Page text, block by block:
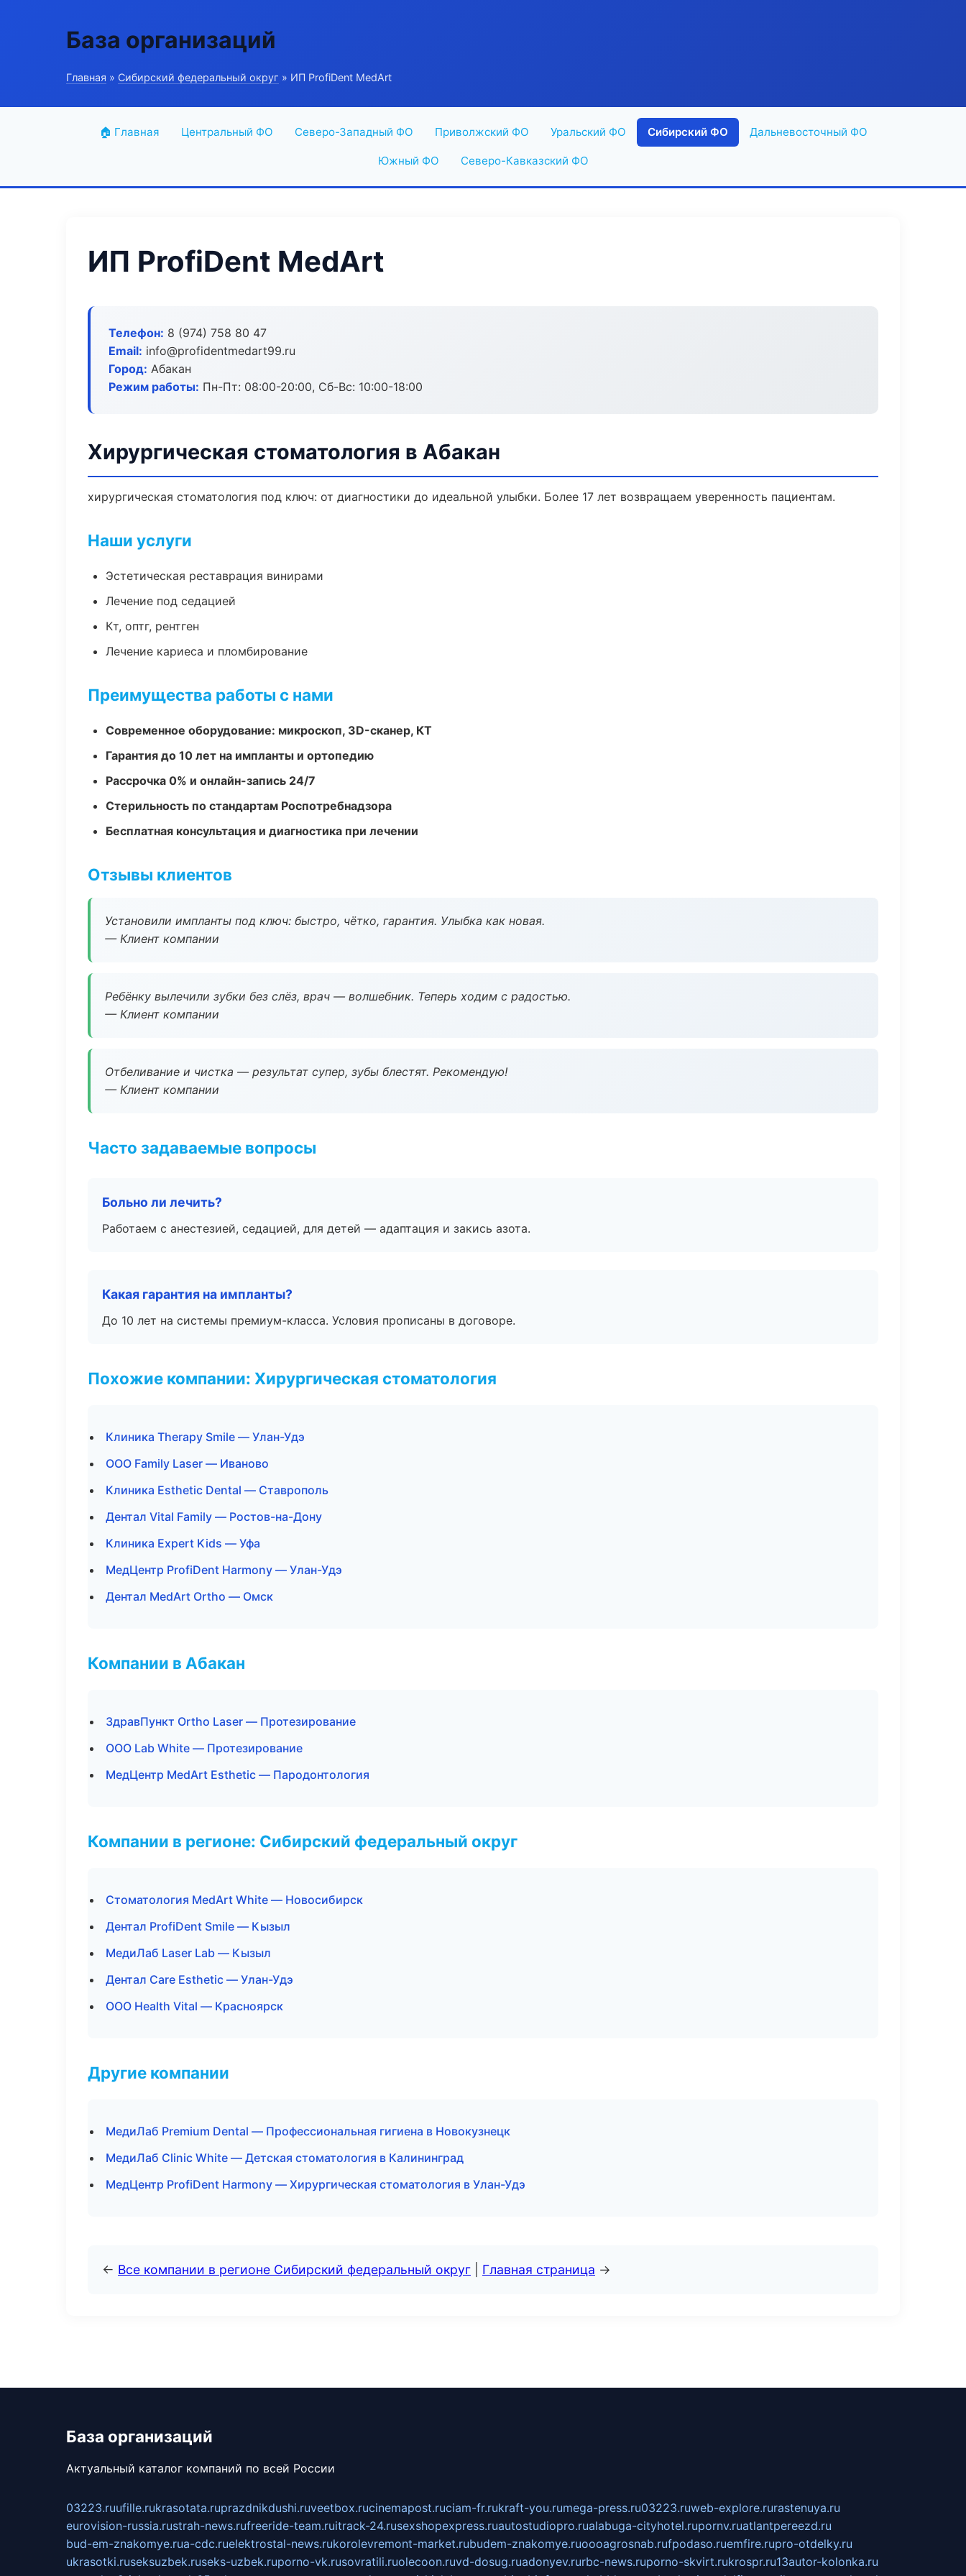
База организаций
Главная » Сибирский федеральный округ » ИП ProfiDent MedArt
🏠 Главная Центральный ФО Северо-Западный ФО Приволжский ФО Уральский ФО Сибирский ФО Дальневосточный ФО
Южный ФО Северо-Кавказский ФО
ИП ProfiDent MedArt
Телефон: 8 (974) 758 80 47
Email: info@profidentmedart99.ru
Город: Абакан
Режим работы: Пн-Пт: 08:00-20:00, Сб-Вс: 10:00-18:00
Хирургическая стоматология в Абакан
хирургическая стоматология под ключ: от диагностики до идеальной улыбки. Более 17 лет возвращаем уверенность пациентам.
Наши услуги
Эстетическая реставрация винирами
Лечение под седацией
Кт, оптг, рентген
Лечение кариеса и пломбирование
Преимущества работы с нами
Современное оборудование: микроскоп, 3D-сканер, КТ
Гарантия до 10 лет на импланты и ортопедию
Рассрочка 0% и онлайн-запись 24/7
Стерильность по стандартам Роспотребнадзора
Бесплатная консультация и диагностика при лечении
Отзывы клиентов
Установили импланты под ключ: быстро, чётко, гарантия. Улыбка как новая.
— Клиент компании
Ребёнку вылечили зубки без слёз, врач — волшебник. Теперь ходим с радостью.
— Клиент компании
Отбеливание и чистка — результат супер, зубы блестят. Рекомендую!
— Клиент компании
Часто задаваемые вопросы
Больно ли лечить?
Работаем с анестезией, седацией, для детей — адаптация и закись азота.
Какая гарантия на импланты?
До 10 лет на системы премиум-класса. Условия прописаны в договоре.
Похожие компании: Хирургическая стоматология
Клиника Therapy Smile — Улан-Удэ
ООО Family Laser — Иваново
Клиника Esthetic Dental — Ставрополь
Дентал Vital Family — Ростов-на-Дону
Клиника Expert Kids — Уфа
МедЦентр ProfiDent Harmony — Улан-Удэ
Дентал MedArt Ortho — Омск
Компании в Абакан
ЗдравПункт Ortho Laser — Протезирование
ООО Lab White — Протезирование
МедЦентр MedArt Esthetic — Пародонтология
Компании в регионе: Сибирский федеральный округ
Стоматология MedArt White — Новосибирск
Дентал ProfiDent Smile — Кызыл
МедиЛаб Laser Lab — Кызыл
Дентал Care Esthetic — Улан-Удэ
ООО Health Vital — Красноярск
Другие компании
МедиЛаб Premium Dental — Профессиональная гигиена в Новокузнецк
МедиЛаб Clinic White — Детская стоматология в Калининград
МедЦентр ProfiDent Harmony — Хирургическая стоматология в Улан-Удэ
← Все компании в регионе Сибирский федеральный округ Главная страница →
База организаций
Актуальный каталог компаний по всей России
03223.ruufille.rukrasotata.ruprazdnikdushi.ruveetbox.rucinemapost.ruciam-fr.rukraft-you.rumega-press.ru03223.ruweb-explore.rurastenuya.ru
eurovision-russia.rustrah-news.rufreeride-team.ruitrack-24.rusexshopexpress.ruautostudiopro.rualabuga-cityhotel.rupornv.ruatlantpereezd.ru
bud-em-znakomye.rua-cdc.ruelektrostal-news.rukorolevremont-market.rubudem-znakomye.ruoooagrosnab.rufpodaso.ruemfire.rupro-otdelky.ru
ukrasotki.ruseksuzbek.ruseks-uzbek.ruporno-vk.rusovratili.ruolecoon.ruvd-dosug.ruadonyev.rurbc-news.ruporno-skvirt.rukrospr.ru13autor-kolonka.ru